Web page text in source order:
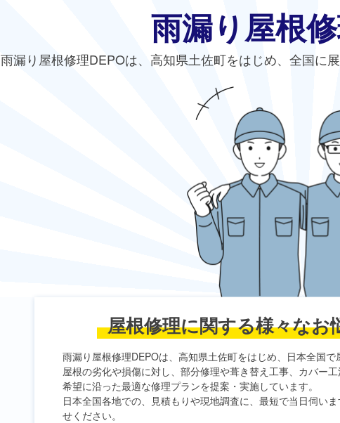
雨漏り屋根
雨漏り屋根修理DEPOは、高知県土佐町をはじめ、全国に
屋根修理に関する様々なお
雨漏り屋根修理DEPOは、高知県土佐町をはじめ、日本全国で
屋根の劣化や損傷に対し、部分修理や葺き替え工事、カバー
希望に沿った最適な修理プランを提案・実施しています。
日本全国各地での、見積もりや現地調査に、最短で当日伺い
せください。